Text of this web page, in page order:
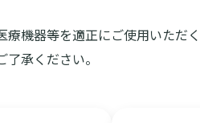
機器等を適正にご使用いただ
承ください。